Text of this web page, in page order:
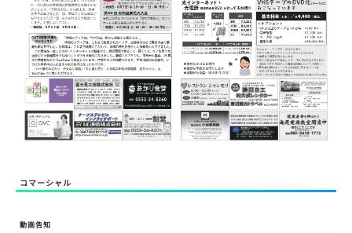
コマーシャル
動画告知